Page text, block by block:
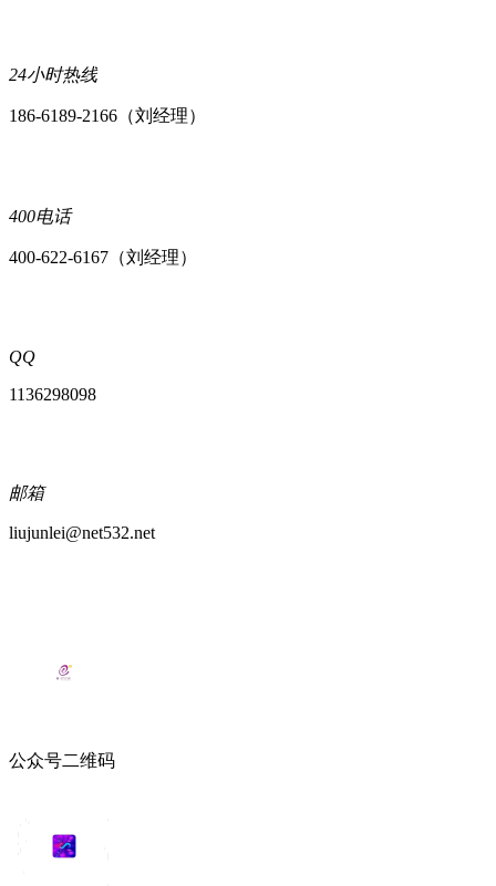
24小时热线
186-6189-2166（刘经理）
400电话
400-622-6167（刘经理）
QQ
1136298098
邮箱
liujunlei@net532.net
公众号二维码